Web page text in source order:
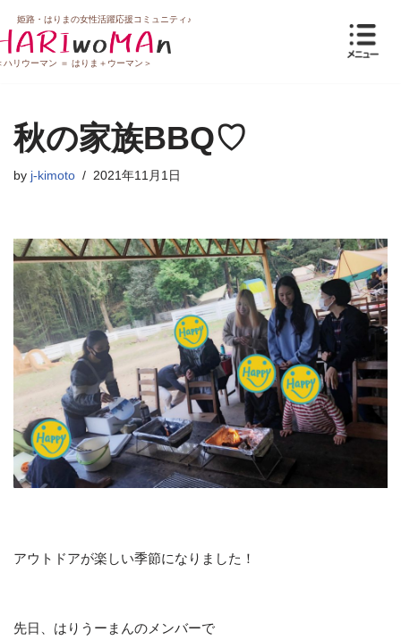
コ
ン
ツ
へ
ス
プ
ハリウーマン ＝ はりま＋ウーマン＞
姫路・はりまの女性活躍応援コミュニティ♪
秋の家族BBQ♡
by j-kimoto 2021年11月1日
アウトドアが楽しい季節になりました！
先日、はりうーまんのメンバーで